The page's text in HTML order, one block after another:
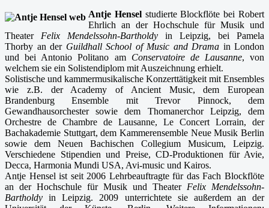
Antje Henselstudierte Blockflöte bei Robert
Ehrlich an der Hochschule für Musik und
Theater Felix Mendelssohn-Bartholdy in Leipzig, bei Pamela
Thorby an der Guildhall School of Music and Drama in London
und bei Antonio Politano am Conservatoire de Lausanne, von
welchem sie ein Solistendiplom mit Auszeichnung erhielt.
Solistische und kammermusikalische Konzerttätigkeit mit Ensembles
wie z.B. der Academy of Ancient Music, dem European
Brandenburg Ensemble mit Trevor Pinnock, dem
Gewandhausorchester sowie dem Thomanerchor Leipzig, dem
Orchestre de Chambre de Lausanne, Le Concert Lorrain, der
Bachakademie Stuttgart, dem Kammerensemble Neue Musik Berlin
sowie dem Neuen Bachischen Collegium Musicum, Leipzig.
Verschiedene Stipendien und Preise, CD-Produktionen für Avie,
Decca, Harmonia Mundi USA, Avi-music und Kairos.
Antje Hensel ist seit 2006 Lehrbeauftragte für das Fach Blockflöte
an der Hochschule für Musik und Theater Felix Mendelssohn-
Bartholdy in Leipzig. 2009 unterrichtete sie außerdem an der